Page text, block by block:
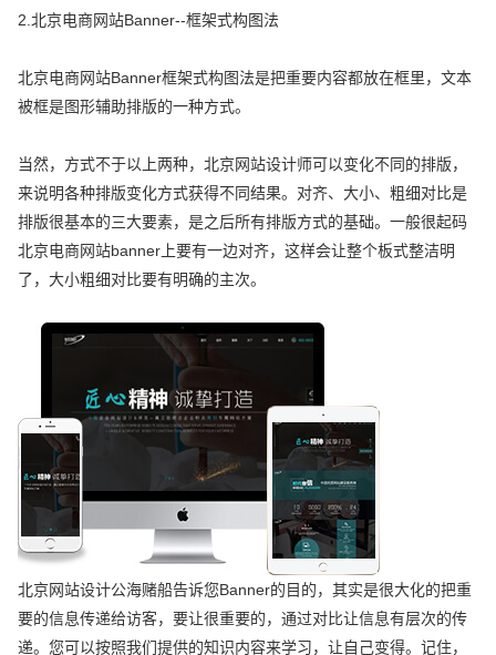
2.北京电商网站Banner--框架式构图法
北京电商网站Banner框架式构图法是把重要内容都放在框里，文本
被框是图形辅助排版的一种方式。
当然，方式不于以上两种，北京网站设计师可以变化不同的排版，
来说明各种排版变化方式获得不同结果。对齐、大小、粗细对比是
排版很基本的三大要素，是之后所有排版方式的基础。一般很起码
北京电商网站banner上要有一边对齐，这样会让整个板式整洁明
了，大小粗细对比要有明确的主次。
北京网站设计公海赌船告诉您Banner的目的，其实是很大化的把重
要的信息传递给访客，要让很重要的，通过对比让信息有层次的传
递。您可以按照我们提供的知识内容来学习，让自己变得。记住，